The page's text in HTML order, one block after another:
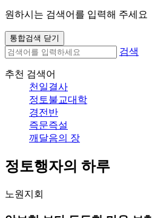
원하시는 검색어를 입력해 주세요
통합검색 닫기
검색
추천 검색어
천일결사
정토불교대학
경전반
즉문즉설
깨달음의 장
정토행자의 하루
노원지회